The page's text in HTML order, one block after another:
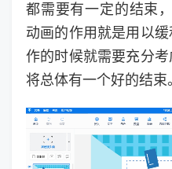
都需要有一定的结束
动画的作用就是用以
作的时候就需要充分
将总体有一个好的结束